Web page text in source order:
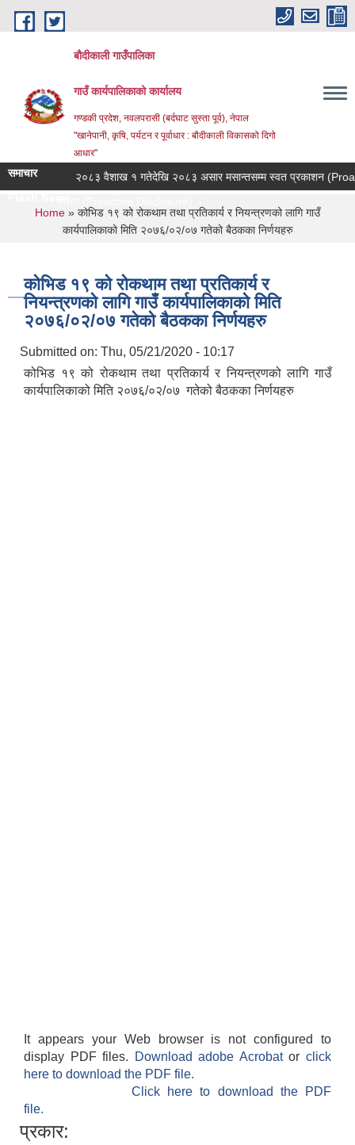
Skip to main content
बौदीकाली गाउँपालिका
गाउँ कार्यपालिकाको कार्यालय
गण्डकी प्रदेश, नवलपरासी (बर्दघाट सुस्ता पूर्व), नेपाल
"खानेपानी, कृषि, पर्यटन र पूर्वाधार : बौदीकाली विकासको दिगो
आधार"
समाचार
।
२०८३ वैशाख १ गतेदेखि २०८३ असार मसान्तसम्म स्वत प्रकाशन
You are here
Home » कोभिड १९ को रोकथाम तथा प्रतिकार्य र नियन्त्रणको लागि गाउँ
कार्यपालिकाको मिति २०७६/०२/०७ गतेको बैठकका निर्णयहरु
कोभिड १९ को रोकथाम तथा प्रतिकार्य र
नियन्त्रणको लागि गाउँ कार्यपालिकाको मिति
२०७६/०२/०७ गतेको बैठकका निर्णयहरु
Submitted on: Thu, 05/21/2020 - 10:17
कोभिड १९ को रोकथाम तथा प्रतिकार्य र नियन्त्रणको लागि गाउँ
कार्यपालिकाको मिति २०७६/०२/०७ गतेको बैठकका निर्णयहरु
It appears your Web browser is not configured to
display PDF files.
Download adobe Acrobatorclick
here to download the PDF file.
Click here to download the PDF
file.
प्रकार: